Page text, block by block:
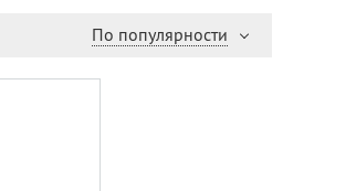
По популярности